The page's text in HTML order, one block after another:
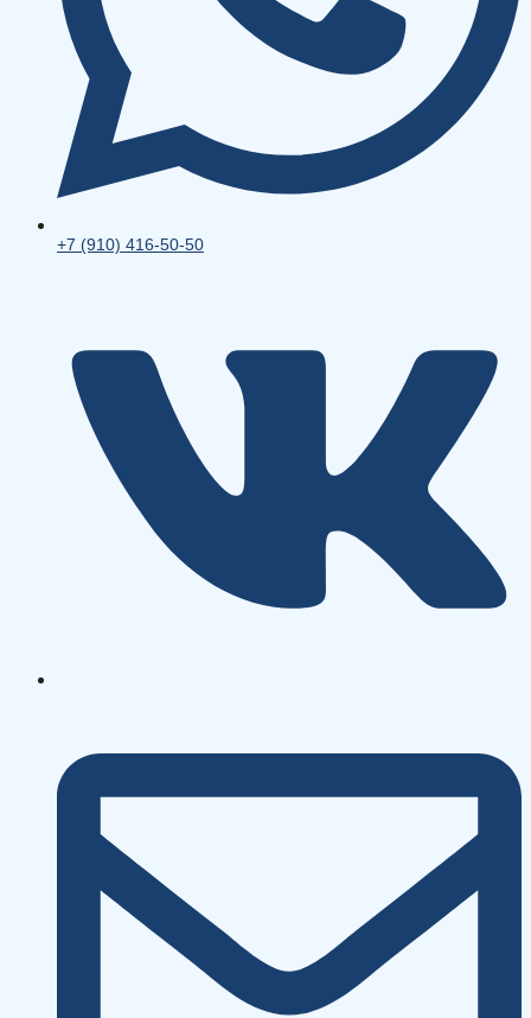
+7 (910) 416-50-50